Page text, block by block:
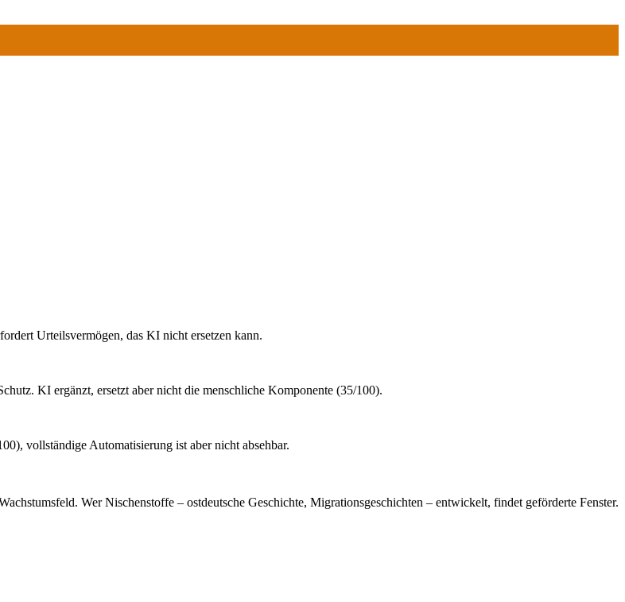
Urteilsvermögen, das KI nicht ersetzen kann.
KI ergänzt, ersetzt aber nicht die menschliche Komponente (35/100).
vollständige Automatisierung ist aber nicht absehbar.
Wer Nischenstoffe – ostdeutsche Geschichte, Migrationsgeschichten – entwickelt, findet geförderte Fenster.